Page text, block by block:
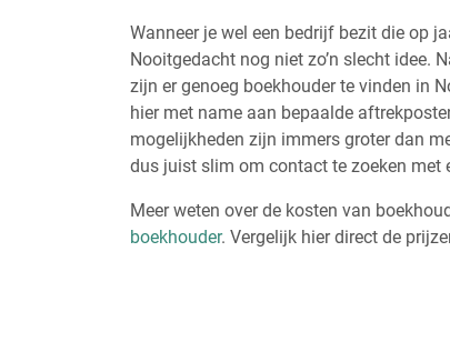
Wanneer je wel een bedrijf bezit die op
Nooitgedacht nog niet zo’n slecht idee.
zijn er genoeg boekhouder te vinden in
hier met name aan bepaalde
mogelijkheden zijn immers groter dan
dus juist slim om contact te zoeken met
Meer weten over de kosten van
boekhouder. Vergelijk hier direct de